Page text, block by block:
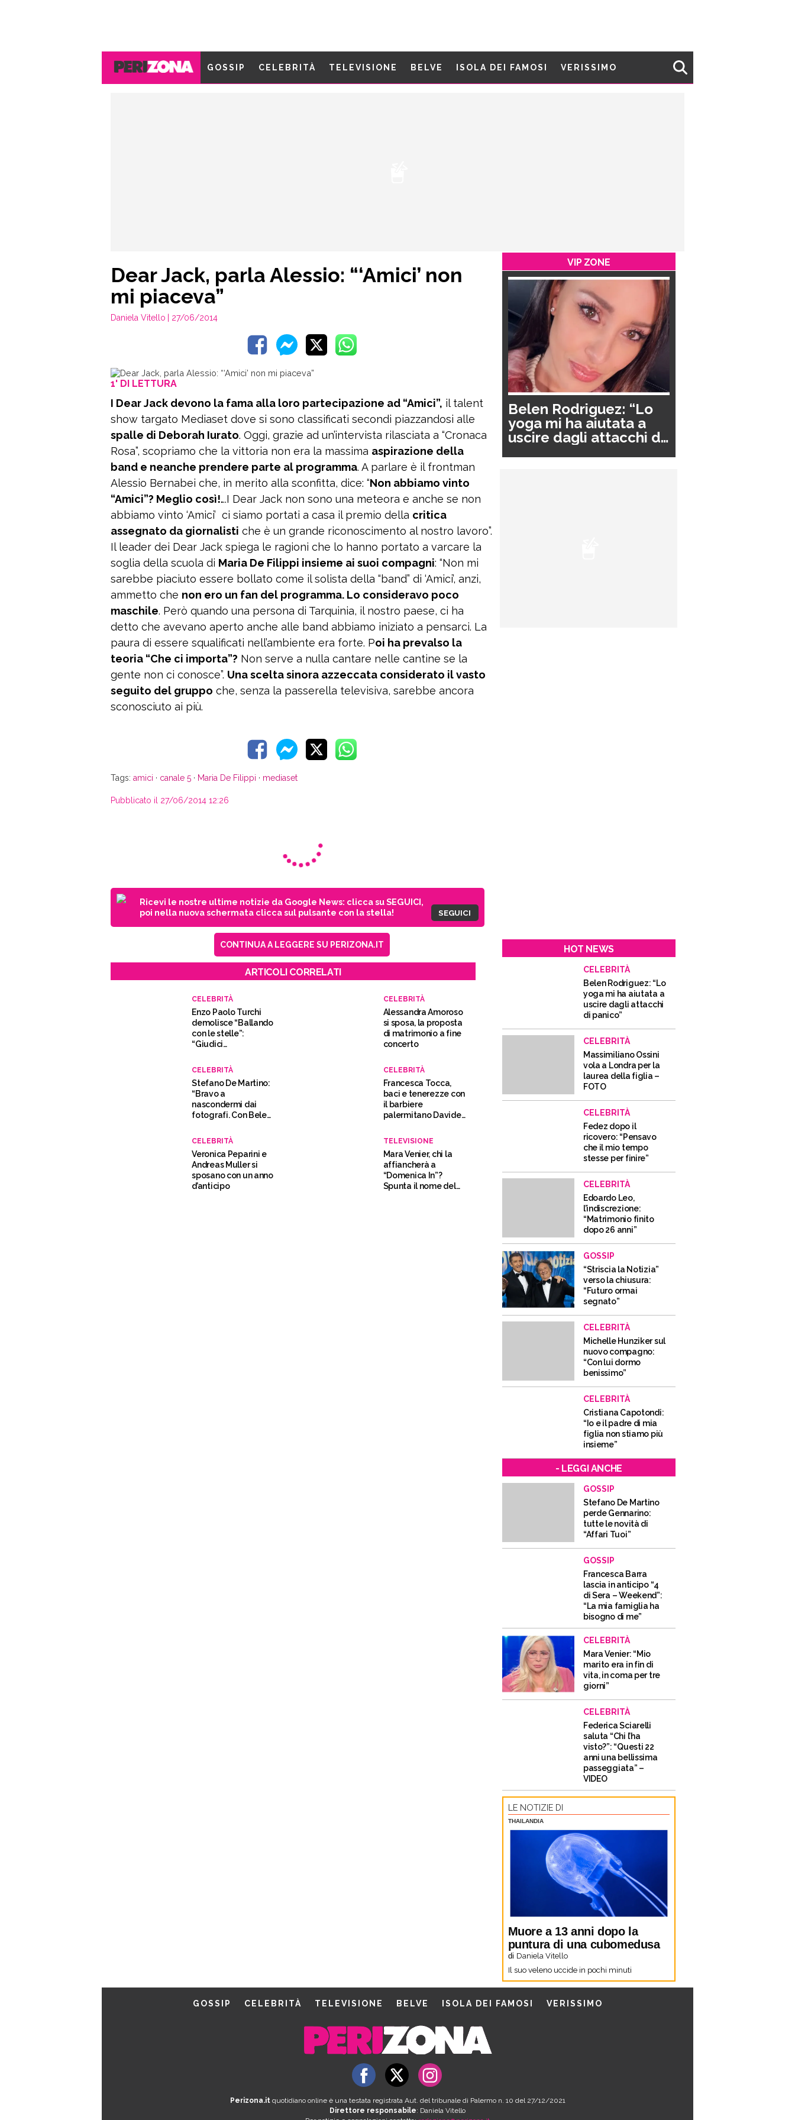
GOSSIP CELEBRITÀ TELEVISIONE BELVE ISOLA DEI FAMOSI VERISSIMO
Dear Jack, parla Alessio: “‘Amici’ non
mi piaceva”
Daniela Vitello | 27/06/2014
1' DI LETTURA
I Dear Jack devono la fama alla loro partecipazione ad “Amici”, il talent
show targato Mediaset dove si sono classificati secondi piazzandosi alle
spalle di Deborah Iurato. Oggi, grazie ad un’intervista rilasciata a “Cronaca
Rosa”, scopriamo che la vittoria non era la massima aspirazione della
band e neanche prendere parte al programma. A parlare è il frontman
Alessio Bernabei che, in merito alla sconfitta, dice: “Non abbiamo vinto
“Amici”? Meglio così!...I Dear Jack non sono una meteora e anche se non
abbiamo vinto ‘Amici’ ci siamo portati a casa il premio della critica
assegnato da giornalisti che è un grande riconoscimento al nostro lavoro”.
Il leader dei Dear Jack spiega le ragioni che lo hanno portato a varcare la
soglia della scuola di Maria De Filippi insieme ai suoi compagni: “Non mi
sarebbe piaciuto essere bollato come il solista della “band” di ‘Amici’, anzi,
ammetto che non ero un fan del programma. Lo consideravo poco
maschile. Però quando una persona di Tarquinia, il nostro paese, ci ha
detto che avevano aperto anche alle band abbiamo iniziato a pensarci. La
paura di essere squalificati nell’ambiente era forte. Poi ha prevalso la
teoria “Che ci importa”? Non serve a nulla cantare nelle cantine se la
gente non ci conosce”. Una scelta sinora azzeccata considerato il vasto
seguito del gruppo che, senza la passerella televisiva, sarebbe ancora
sconosciuto ai più.
Tags: amici · canale 5 · Maria De Filippi · mediaset
Pubblicato il 27/06/2014 12:26
Ricevi le nostre ultime notizie da Google News: clicca su SEGUICI,
poi nella nuova schermata clicca sul pulsante con la stella!
SEGUICI
CONTINUA A LEGGERE SU PERIZONA.IT
ARTICOLI CORRELATI
CELEBRITÀ
Enzo Paolo Turchi
demolisce “Ballando
con le stelle”:
“Giudici
CELEBRITÀ
Alessandra Amoroso
si sposa, la proposta
di matrimonio a fine
concerto
CELEBRITÀ
Stefano De Martino:
“Bravo a
nascondermi dai
fotografi. Con Belen
CELEBRITÀ
Francesca Tocca,
baci e tenerezze con
il barbiere
palermitano Davide
CELEBRITÀ
Veronica Peparini e
Andreas Muller si
sposano con un anno
d’anticipo
TELEVISIONE
Mara Venier, chi la
affiancherà a
“Domenica In”?
Spunta il nome del
VIP ZONE
Belen Rodriguez: “Lo
yoga mi ha aiutata a
uscire dagli attacchi di
HOT NEWS
CELEBRITÀ
Belen Rodriguez: “Lo
yoga mi ha aiutata a
uscire dagli attacchi
di panico”
CELEBRITÀ
Massimiliano Ossini
vola a Londra per la
laurea della figlia –
FOTO
CELEBRITÀ
Fedez dopo il
ricovero: “Pensavo
che il mio tempo
stesse per finire”
CELEBRITÀ
Edoardo Leo,
l’indiscrezione:
“Matrimonio finito
dopo 26 anni”
GOSSIP
“Striscia la Notizia”
verso la chiusura:
“Futuro ormai
segnato”
CELEBRITÀ
Michelle Hunziker sul
nuovo compagno:
“Con lui dormo
benissimo”
CELEBRITÀ
Cristiana Capotondi:
“Io e il padre di mia
figlia non stiamo più
insieme”
- LEGGI ANCHE
GOSSIP
Stefano De Martino
perde Gennarino:
tutte le novità di
“Affari Tuoi”
GOSSIP
Francesca Barra
lascia in anticipo “4
di Sera – Weekend”:
“La mia famiglia ha
bisogno di me”
CELEBRITÀ
Mara Venier: “Mio
marito era in fin di
vita, in coma per tre
giorni”
CELEBRITÀ
Federica Sciarelli
saluta “Chi l’ha
visto?”: “Questi 22
anni una bellissima
passeggiata” –
VIDEO
LE NOTIZIE DI
THAILANDIA
Muore a 13 anni dopo la
puntura di una cubomedusa
di Daniela Vitello
Il suo veleno uccide in pochi minuti
GOSSIP CELEBRITÀ TELEVISIONE BELVE ISOLA DEI FAMOSI VERISSIMO
Perizona.itquotidiano online è una testata registrata Aut. del tribunale di Palermo n. 10 del 27/12/2021
Direttore responsabile: Daniela Vitello